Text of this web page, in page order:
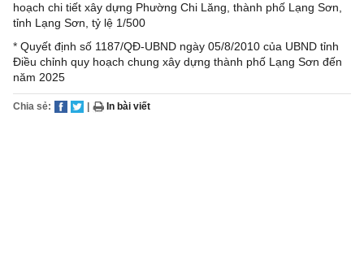
hoạch chi tiết xây dựng Phường Chi Lăng, thành phố Lạng Sơn,
tỉnh Lạng Sơn, tỷ lệ 1/500
* Quyết định số 1187/QĐ-UBND ngày 05/8/2010 của UBND tỉnh
Điều chỉnh quy hoạch chung xây dựng thành phố Lạng Sơn đến
năm 2025
Chia sẻ: In bài viết